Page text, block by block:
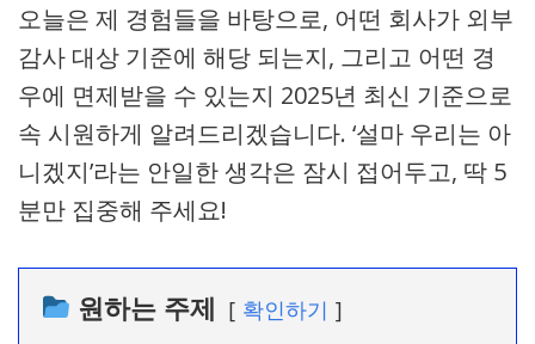
오늘은 제 경험들을 바탕으로, 어떤 회사가 외부
감사 대상 기준에 해당 되는지, 그리고 어떤 경
우에 면제받을 수 있는지 2025년 최신 기준으로
속 시원하게 알려드리겠습니다. ‘설마 우리는 아
니겠지’라는 안일한 생각은 잠시 접어두고, 딱 5
분만 집중해 주세요!
원하는 주제 확인하기